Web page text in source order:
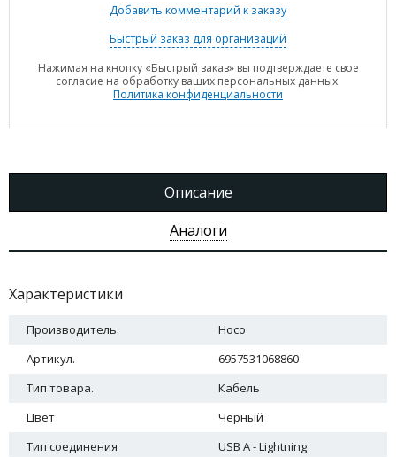
Добавить комментарий к заказу
Быстрый заказ для организаций
Нажимая на кнопку «Быстрый заказ» вы подтверждаете свое
согласие на обработку ваших персональных данных.
Политика конфиденциальности
Описание
Аналоги
Характеристики
Производитель.
Hoco
Артикул.
6957531068860
Тип товара.
Кабель
Цвет
Черный
Тип соединения
USB A - Lightning